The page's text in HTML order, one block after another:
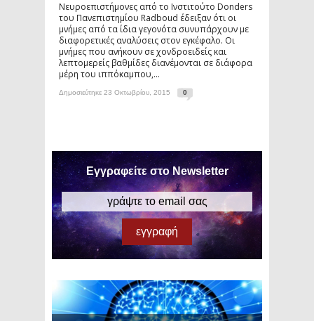
Νευροεπιστήμονες από το Ινστιτούτο Donders
του Πανεπιστημίου Radboud έδειξαν ότι οι
μνήμες από τα ίδια γεγονότα συνυπάρχουν με
διαφορετικές αναλύσεις στον εγκέφαλο. Οι
μνήμες που ανήκουν σε χονδροειδείς και
λεπτομερείς βαθμίδες διανέμονται σε διάφορα
μέρη του ιππόκαμπου,...
Δημοσιεύτηκε 23 Οκτωβρίου, 2015 0
Εγγραφείτε στο Newsletter